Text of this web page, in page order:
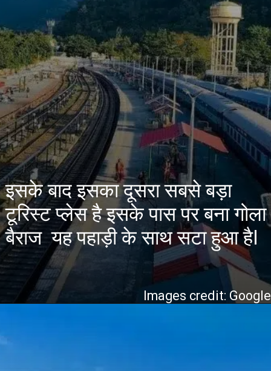
इसके बाद इसका दूसरा सबसे बड़ा
टूरिस्ट प्लेस है इसके पास पर बना गोला
बैराज यह पहाड़ी के साथ सटा हुआ हैI
Images credit: Google